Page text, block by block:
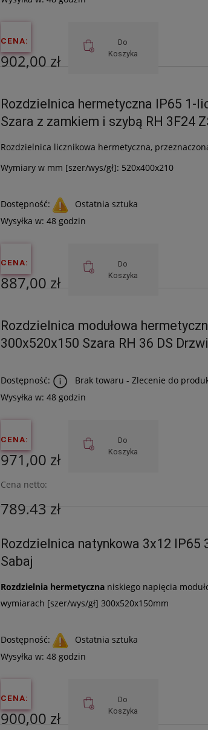
CENA:
902,00 zł
733,33 zł
Do
Koszyka
Rozdzielnica hermetyczna IP65 1-
Szara z zamkiem i szybą RH 3F24
Rozdzielnica licznikowa hermetyczna,
Wymiary w mm [szer/wys/gł]: 520x400x210
Dostępność:
Ostatnia sztuka
Wysyłka w: 48 godzin
CENA:
887,00 zł
721,14 zł
Do
Koszyka
Rozdzielnica modułowa
300x520x150 Szara RH 36 DS
Dostępność:
Brak towaru - Zlecenie do
Wysyłka w: 48 godzin
CENA:
971,00 zł
Cena netto:
789,43 zł
Do
Koszyka
Rozdzielnica natynkowa 3x12 IP65
Sabaj
Rozdzielnia hermetycznaniskiego napięcia
wymiarach [szer/wys/gł] 300x520x150mm
Dostępność:
Ostatnia sztuka
Wysyłka w: 48 godzin
CENA:
900,00 zł
Do
Koszyka